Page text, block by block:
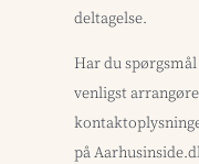
deltagelse.
Har du
venligst
på